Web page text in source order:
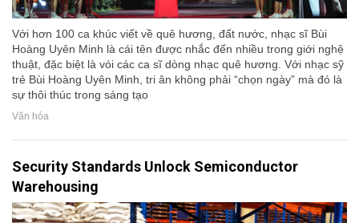
Với hơn 100 ca khúc viết về quê hương, đất nước, nhạc sĩ Bùi
Hoàng Uyên Minh là cái tên được nhắc đến nhiều trong giới nghệ
thuật, đặc biệt là vói các ca sĩ dòng nhạc quê hương. Với nhạc sỹ
trẻ Bùi Hoàng Uyên Minh, tri ân không phải “chọn ngày” mà đó là
sự thôi thúc trong sáng tạo
Văn hóa
Security Standards Unlock Semiconductor
Warehousing